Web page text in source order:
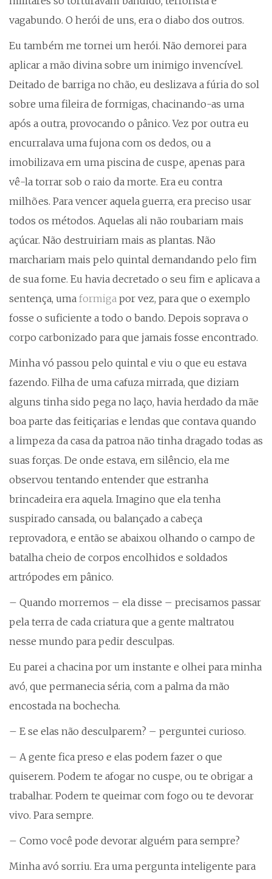
vagabundo. O herói de uns, era o diabo dos outros.
Eu também me tornei um herói. Não demorei para
aplicar a mão divina sobre um inimigo invencível.
Deitado de barriga no chão, eu deslizava a fúria do sol
sobre uma fileira de formigas, chacinando-as uma
após a outra, provocando o pânico. Vez por outra eu
encurralava uma fujona com os dedos, ou a
imobilizava em uma piscina de cuspe, apenas para
vê-la torrar sob o raio da morte. Era eu contra
milhões. Para vencer aquela guerra, era preciso usar
todos os métodos. Aquelas ali não roubariam mais
açúcar. Não destruiriam mais as plantas. Não
marchariam mais pelo quintal demandando pelo fim
de sua fome. Eu havia decretado o seu fim e aplicava a
sentença, uma formiga por vez, para que o exemplo
fosse o suficiente a todo o bando. Depois soprava o
corpo carbonizado para que jamais fosse encontrado.
Minha vó passou pelo quintal e viu o que eu estava
fazendo. Filha de uma cafuza mirrada, que diziam
alguns tinha sido pega no laço, havia herdado da mãe
boa parte das feitiçarias e lendas que contava quando
a limpeza da casa da patroa não tinha dragado todas as
suas forças. De onde estava, em silêncio, ela me
observou tentando entender que estranha
brincadeira era aquela. Imagino que ela tenha
suspirado cansada, ou balançado a cabeça
reprovadora, e então se abaixou olhando o campo de
batalha cheio de corpos encolhidos e soldados
artrópodes em pânico.
– Quando morremos – ela disse – precisamos passar
pela terra de cada criatura que a gente maltratou
nesse mundo para pedir desculpas.
Eu parei a chacina por um instante e olhei para minha
avó, que permanecia séria, com a palma da mão
encostada na bochecha.
– E se elas não desculparem? – perguntei curioso.
– A gente fica preso e elas podem fazer o que
quiserem. Podem te afogar no cuspe, ou te obrigar a
trabalhar. Podem te queimar com fogo ou te devorar
vivo. Para sempre.
– Como você pode devorar alguém para sempre?
Minha avó sorriu. Era uma pergunta inteligente para